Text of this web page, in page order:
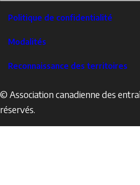
Footer
Corporate
Politique de confidentialité
Modalités
Reconnaissance des territoires
© Association canadienne des
réservés.